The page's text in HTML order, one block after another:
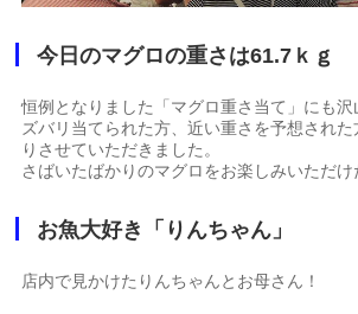
今日のマグロの重さは61.7ｋｇ
恒例となりました「マグロ重さ当て」にも沢
ズバリ当てられた方、近い重さを予想され
りさせていただきました。
さばいたばかりのマグロをお楽しみいただけ
お魚大好き「りんちゃん」
店内で見かけたりんちゃんとお母さん！